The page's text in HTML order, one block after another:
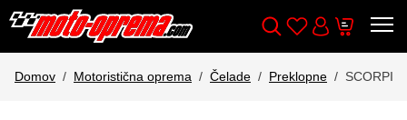
Wishlist
Cart
Domov Motoristična oprema Čelade Preklopne